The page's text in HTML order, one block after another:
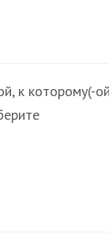
к которому(-